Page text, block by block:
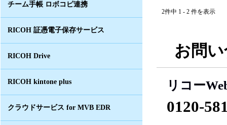
チーム手帳 ロボコピ連携
RICOH 証憑電子保存サービス
RICOH Drive
RICOH kintone plus
クラウドサービス for MVB EDR
2件中 1 - 2 件を表示
お問
リコー
0120-